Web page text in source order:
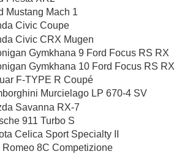
Mustang Mach 1
Civic Coupe
Civic CRX Mugen
Gymkhana 9 Ford Focus RS RX
Gymkhana 10 Ford Focus RS RX
F-TYPE R Coupé
Murcielago LP 670-4 SV
Savanna RX-7
911 Turbo S
Celica Sport Specialty II
Romeo 8C Competizione